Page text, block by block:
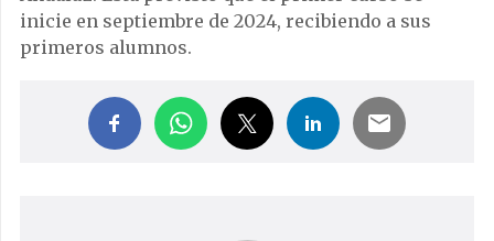
inicie en septiembre de 2024, recibiendo a sus
primeros alumnos.